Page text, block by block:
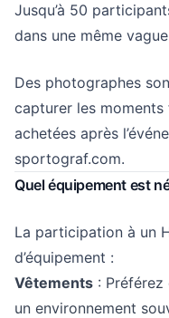
Jusqu’à 50
dans une même
Des photographes
capturer les
achetées après
sportograf.com.
Quel équipement est
La participation à un
d’équipement :
Vêtements : Préférez
un environnement